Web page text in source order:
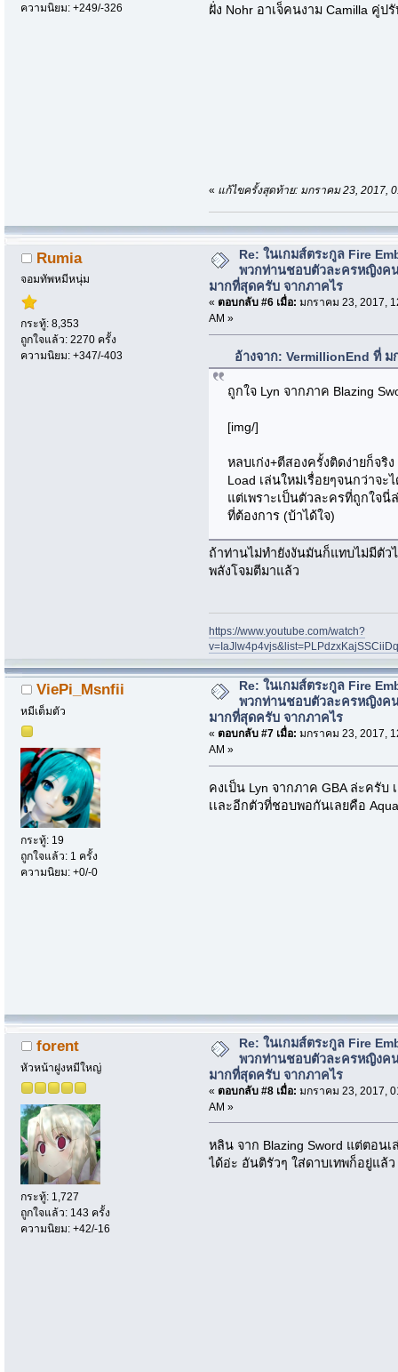
ความนิยม: +249/-326
ฝั่ง Nohr อาเจ็คนงาม Camilla คู่ป
« แก้ไขครั้งสุดท้าย: มกราคม 23, 2017,
Rumia
จอมทัพหมีหนุ่ม
กระทู้: 8,353
ถูกใจแล้ว: 2270 ครั้ง
ความนิยม: +347/-403
Re: ในเกมส์ตระกูล Fire
พวกท่านชอบตัวละครหญิงค
มากที่สุดครับ จากภาคไร
« ตอบกลับ #6 เมื่อ: มกราคม 23, 2017,
AM »
อ้างจาก: VermillionEnd ที่ ม
ถูกใจ Lyn จากภาค Blazing
[img/]
หลบเก่ง+ตีสองครั้งติดง่ายก็จริ
Load เล่นใหม่เรื่อยๆจนกว่าจ
แต่เพราะเป็นตัวละครที่ถูกใจนี่
ที่ต้องการ (บ้าได้ใจ)
ถ้าท่านไม่ทำยังงันมันก็แทบไม่มีตัว
พลังโจมตีมาแล้ว
https://www.youtube.com/watch?
ViePi_Msnfii
หมีเต็มตัว
กระทู้: 19
ถูกใจแล้ว: 1 ครั้ง
ความนิยม: +0/-0
Re: ในเกมส์ตระกูล Fire
พวกท่านชอบตัวละครหญิงค
มากที่สุดครับ จากภาคไร
« ตอบกลับ #7 เมื่อ: มกราคม 23, 2017,
AM »
คงเป็น Lyn จากภาค GBA ล่ะครับ
เเละอีกตัวที่ชอบพอกันเลยคือ
forent
หัวหน้าฝูงหมีใหญ่
กระทู้: 1,727
ถูกใจแล้ว: 143 ครั้ง
ความนิยม: +42/-16
Re: ในเกมส์ตระกูล Fire
พวกท่านชอบตัวละครหญิงค
มากที่สุดครับ จากภาคไร
« ตอบกลับ #8 เมื่อ: มกราคม 23, 2017,
AM »
หลิน จาก Blazing Sword แต่ตอน
ได้อ่ะ อันติรัวๆ ใส่ดาบเทพก็อยู่แล้ว